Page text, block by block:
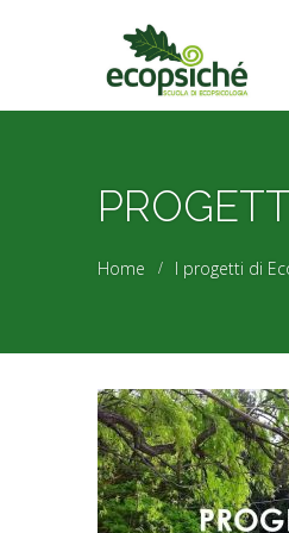
Home I progetti di